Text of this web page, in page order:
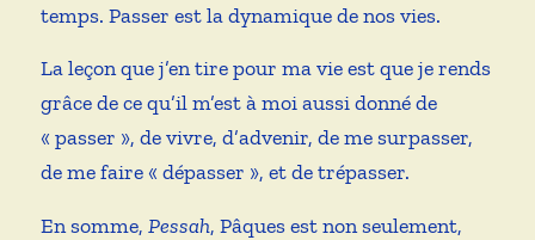
temps. Passer est la dynamique de nos vies.
La leçon que j’en tire pour ma vie est que je rends
grâce de ce qu’il m’est à moi aussi donné de
« passer », de vivre, d’advenir, de me surpasser,
de me faire « dépasser », et de trépasser.
En somme, Pessah, Pâques est non seulement,